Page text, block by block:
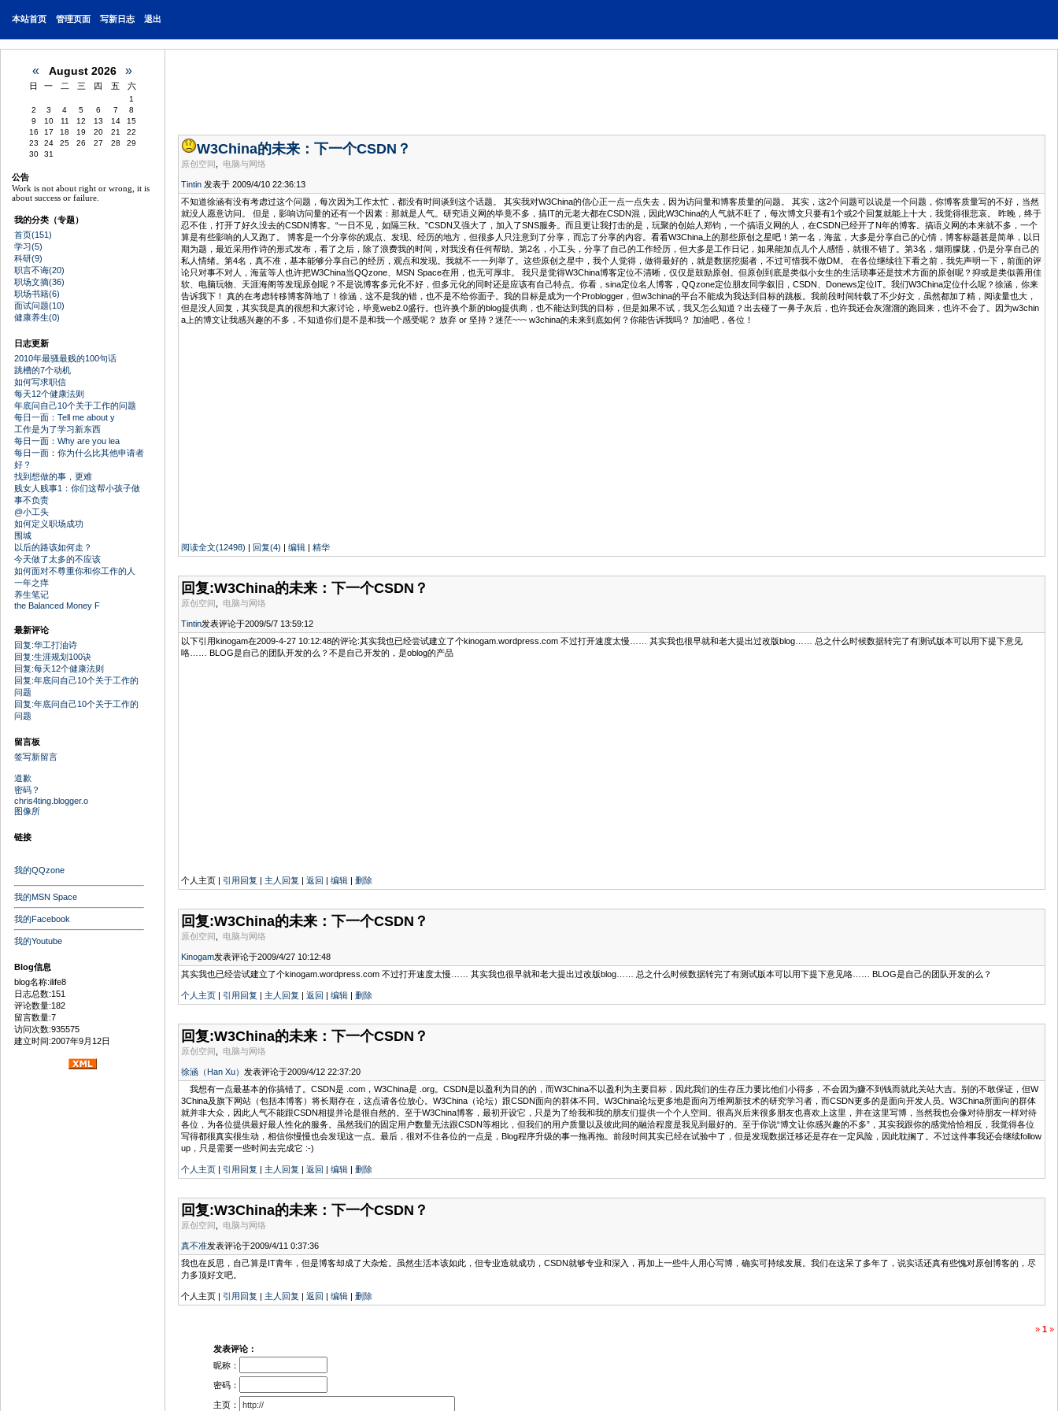
本站首页 管理页面 写新日志 退出
« August 2026 »
日 一 二 三 四 五 六
1
2
3 4 5 6 7
8
9
10 11 12 13 14
15
16
17 18 19 20 21
22
23
24 25 26 27 28
29
30
31
公告
Work is not about right or wrong, it is
about success or failure.
我的分类（专题）
首页(151)
学习(5)
科研(9)
职言不诲(20)
职场文摘(36)
职场书籍(6)
面试问题(10)
健康养生(0)
日志更新
2010年最骚最贱的100句话
跳槽的7个动机
如何写求职信
每天12个健康法则
年底问自己10个关于工作的问题
每日一面：Tell me about y
工作是为了学习新东西
每日一面：Why are you lea
每日一面：你为什么比其他申请者
好？
找到想做的事，更难
贱女人贱事1：你们这帮小孩子做
事不负责
@小工头
如何定义职场成功
围城
以后的路该如何走？
今天做了太多的不应该
如何面对不尊重你和你工作的人
一年之痒
养生笔记
the Balanced Money F
最新评论
回复:华工打油诗
回复:生涯规划100诀
回复:每天12个健康法则
回复:年底问自己10个关于工作的
问题
回复:年底问自己10个关于工作的
问题
留言板
签写新留言
道歉
密码？
chris4ting.blogger.o
图像所
链接
我的QQzone
我的MSN Space
我的Facebook
我的Youtube
Blog信息
blog名称:ilife8
日志总数:151
评论数量:182
留言数量:7
访问次数:935575
建立时间:2007年9月12日
W3China的未来：下一个CSDN？
原创空间 电脑与网络
Tintin发表于 2009/4/10 22:36:13
不知道徐涵有没有考虑过这个问题，每次因为工作太忙，都没有时间谈到这个话题。 其实我对W3China的信心正一点一点失去，因为访问量和博客质量的问题。 其实，这2个问题可以说是一个问题，你博客质量写的不好，当然
就没人愿意访问。 但是，影响访问量的还有一个因素：那就是人气。研究语义网的毕竟不多，搞IT的元老大都在CSDN混，因此W3China的人气就不旺了，每次博文只要有1个或2个回复就能上十大，我觉得很悲哀。 昨晚，终于
忍不住，打开了好久没去的CSDN博客。“一日不见，如隔三秋。”CSDN又强大了，加入了SNS服务。而且更让我打击的是，玩聚的创始人郑钧，一个搞语义网的人，在CSDN已经开了N年的博客。搞语义网的本来就不多，一个
算是有些影响的人又跑了。 博客是一个分享你的观点、发现、经历的地方，但很多人只注意到了分享，而忘了分享的内容。看看W3China上的那些原创之星吧！第一名，海蓝，大多是分享自己的心情，博客标题甚是简单，以日
期为题，最近采用作诗的形式发布，看了之后，除了浪费我的时间，对我没有任何帮助。第2名，小工头，分享了自己的工作经历，但大多是工作日记，如果能加点儿个人感悟，就很不错了。第3名，烟雨朦胧，仍是分享自己的
私人情绪。第4名，真不准，基本能够分享自己的经历，观点和发现。我就不一一列举了。这些原创之星中，我个人觉得，做得最好的，就是数据挖掘者，不过可惜我不做DM。 在各位继续往下看之前，我先声明一下，前面的评
论只对事不对人，海蓝等人也许把W3China当QQzone、MSN Space在用，也无可厚非。 我只是觉得W3China博客定位不清晰，仅仅是鼓励原创。但原创到底是类似小女生的生活琐事还是技术方面的原创呢？抑或是类似善用佳
软、电脑玩物、天涯海阁等发现原创呢？不是说博客多元化不好，但多元化的同时还是应该有自己特点。你看，sina定位名人博客，QQzone定位朋友同学叙旧，CSDN、Donews定位IT。我们W3China定位什么呢？徐涵，你来
告诉我下！ 真的在考虑转移博客阵地了！徐涵，这不是我的错，也不是不给你面子。我的目标是成为一个Problogger，但w3china的平台不能成为我达到目标的跳板。我前段时间转载了不少好文，虽然都加了精，阅读量也大，
但是没人回复，其实我是真的很想和大家讨论，毕竟web2.0盛行。也许换个新的blog提供商，也不能达到我的目标，但是如果不试，我又怎么知道？出去碰了一鼻子灰后，也许我还会灰溜溜的跑回来，也许不会了。因为w3chin
a上的博文让我感兴趣的不多，不知道你们是不是和我一个感受呢？ 放弃 or 坚持？迷茫~~~ w3china的未来到底如何？你能告诉我吗？ 加油吧，各位！
阅读全文(12498) | 回复(4) | 编辑| 精华
回复:W3China的未来：下一个CSDN？
原创空间 电脑与网络
Tintin发表评论于2009/5/7 13:59:12
以下引用kinogam在2009-4-27 10:12:48的评论:其实我也已经尝试建立了个kinogam.wordpress.com 不过打开速度太慢…… 其实我也很早就和老大提出过改版blog…… 总之什么时候数据转完了有测试版本可以用下提下意见
咯…… BLOG是自己的团队开发的么？不是自己开发的，是oblog的产品
个人主页 | 引用回复 | 主人回复 | 返回 | 编辑| 删除
回复:W3China的未来：下一个CSDN？
原创空间 电脑与网络
Kinogam发表评论于2009/4/27 10:12:48
其实我也已经尝试建立了个kinogam.wordpress.com 不过打开速度太慢…… 其实我也很早就和老大提出过改版blog…… 总之什么时候数据转完了有测试版本可以用下提下意见咯…… BLOG是自己的团队开发的么？
个人主页| 引用回复 | 主人回复 | 返回 | 编辑| 删除
回复:W3China的未来：下一个CSDN？
原创空间 电脑与网络
徐涵（Han Xu）
发表评论于2009/4/12 22:37:20
我想有一点最基本的你搞错了。CSDN是 .com，W3China是 .org。CSDN是以盈利为目的的，而W3China不以盈利为主要目标，因此我们的生存压力要比他们小得多，不会因为赚不到钱而就此关站大吉。别的不敢保证，但W
3China及旗下网站（包括本博客）将长期存在，这点请各位放心。W3China（论坛）跟CSDN面向的群体不同。W3China论坛更多地是面向万维网新技术的研究学习者，而CSDN更多的是面向开发人员。W3China所面向的群体
就并非大众，因此人气不能跟CSDN相提并论是很自然的。至于W3China博客，最初开设它，只是为了给我和我的朋友们提供一个个人空间。很高兴后来很多朋友也喜欢上这里，并在这里写博，当然我也会像对待朋友一样对待
各位，为各位提供最好最人性化的服务。虽然我们的固定用户数量无法跟CSDN等相比，但我们的用户质量以及彼此间的融洽程度是我见到最好的。至于你说“博文让你感兴趣的不多”，其实我跟你的感觉恰恰相反，我觉得各位
写得都很真实很生动，相信你慢慢也会发现这一点。最后，很对不住各位的一点是，Blog程序升级的事一拖再拖。前段时间其实已经在试验中了，但是发现数据迁移还是存在一定风险，因此耽搁了。不过这件事我还会继续follow
up，只是需要一些时间去完成它 :-)
个人主页| 引用回复 | 主人回复 | 返回 | 编辑| 删除
回复:W3China的未来：下一个CSDN？
原创空间 电脑与网络
真不准发表评论于2009/4/11 0:37:36
我也在反思，自己算是IT青年，但是博客却成了大杂烩。虽然生活本该如此，但专业造就成功，CSDN就够专业和深入，再加上一些牛人用心写博，确实可持续发展。我们在这呆了多年了，说实话还真有些愧对原创博客的，尽
力多顶好文吧。
个人主页 | 引用回复 | 主人回复 | 返回 | 编辑| 删除
» 1 »
发表评论：
昵称：
密码：
主页：